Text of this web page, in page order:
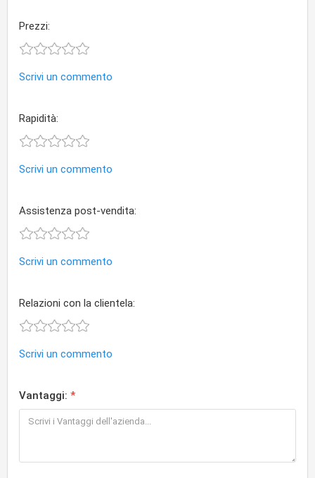
Prezzi:
Scrivi un commento
Rapidità:
Scrivi un commento
Assistenza post-vendita:
Scrivi un commento
Relazioni con la clientela:
Scrivi un commento
Vantaggi: